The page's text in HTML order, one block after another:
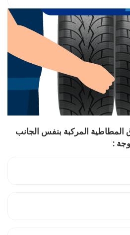
المطاطية المركبة بنفس الجانب
: